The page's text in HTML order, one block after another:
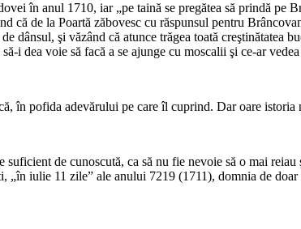
în anul 1710, iar „pe taină se pregătea să prindă pe
că de la Poartă zăbovesc cu răspunsul pentru
dânsul, şi văzând că atunce trăgea toată creştinătatea
i dea voie să facă a se ajunge cu moscalii şi ce-ar
în pofida adevărului pe care îl cuprind. Dar oare
suficient de cunoscută, ca să nu fie nevoie să o mai
„în iulie 11 zile” ale anului 7219 (1711), domnia de